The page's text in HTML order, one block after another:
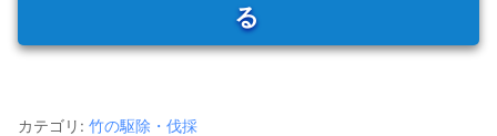
る
カテゴリ: 竹の駆除・伐採